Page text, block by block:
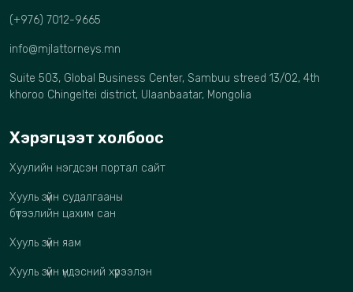
(+976) 7012-9665
info@mjlattorneys.mn
Suite 503, Global Business Center, Sambuu streed 13/02, 4th
khoroo Chingeltei district, Ulaanbaatar, Mongolia
Хэрэгцээт холбоос
Хуулийн нэгдсэн портал сайт
Хууль зүйн судалгааны
бүтээлийн цахим сан
Хууль зүйн яам
Хууль зүйн үндэсний хүрээлэн